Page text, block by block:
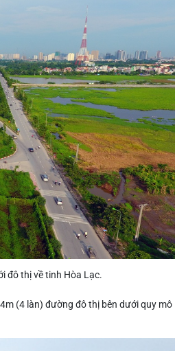
đô thị về tinh Hòa Lạc.
(4 làn) đường đô thị bên dưới quy mô